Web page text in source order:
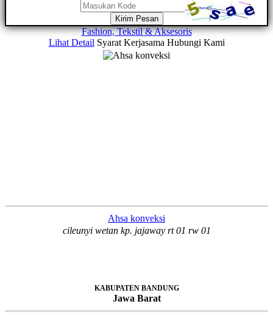
Kirim Pesan
Fashion, Tekstil & Aksesoris
Lihat Detail Syarat Kerjasama Hubungi Kami
Ahsa konveksi
cileunyi wetan kp. jajaway rt 01 rw 01
KABUPATEN BANDUNG
Jawa Barat